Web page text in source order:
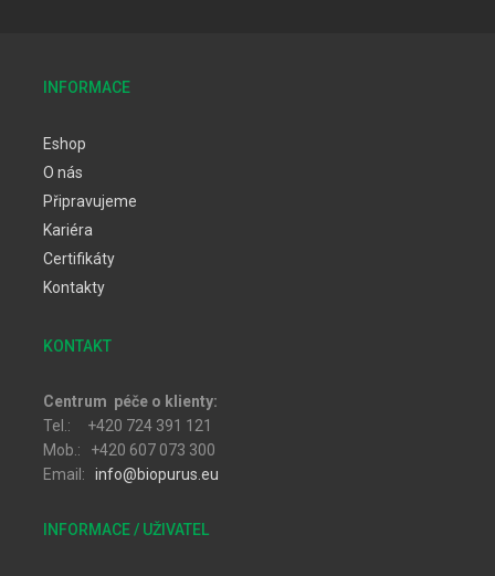
INFORMACE
Eshop
O nás
Připravujeme
Kariéra
Certifikáty
Kontakty
KONTAKT
Centrum péče o klienty:
Tel.: +420 724 391 121
Mob.: +420 607 073 300
Email: info@biopurus.eu
INFORMACE / UŽIVATEL